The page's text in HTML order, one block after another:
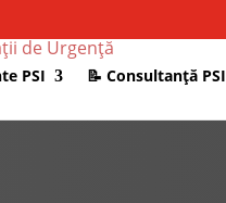
PSI 📝 Consultanţă PSI